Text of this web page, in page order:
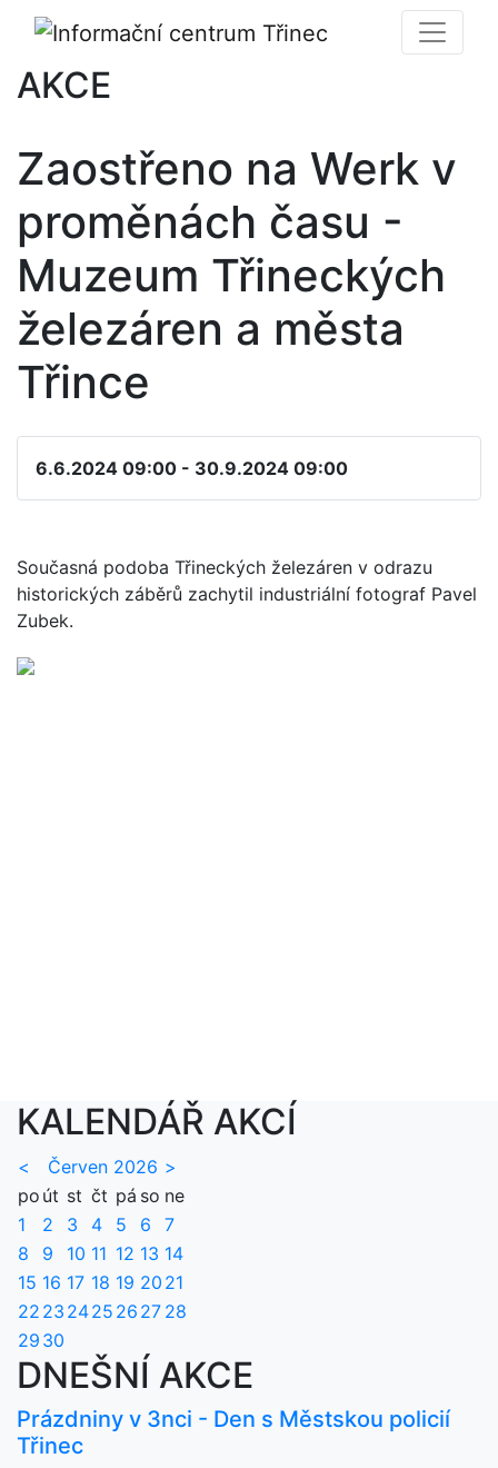
AKCE
Zaostřeno na Werk v
proměnách času -
Muzeum Třineckých
železáren a města
Třince
6.6.2024 09:00 - 30.9.2024 09:00
Současná podoba Třineckých železáren v odrazu
historických záběrů zachytil industriální fotograf Pavel
Zubek.
KALENDÁŘ AKCÍ
< Červen 2026 >
po út st čt pá so ne
1
2 3 4 5 6
7
8
9 10 11 12 13 14
15 16 17 18 19 20 21
22 23 2425 26 27 28
29 30
DNEŠNÍ AKCE
Prázdniny v 3nci - Den s Městskou policií
Třinec